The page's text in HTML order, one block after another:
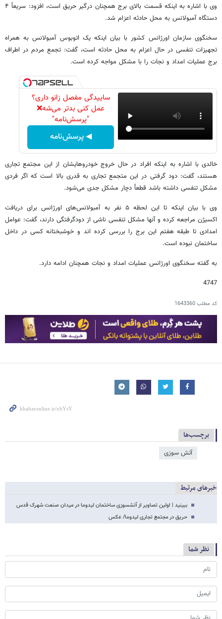
وی با اشاره به اینکه قسمت بالای برج همچنان درگیر حریق است، افزود: سریعاً ۴
دستگاه آمبولانس به محل حادثه اعزام شد.
سخنگوی سازمان اورژانس کشور با بیان اینکه یک اتوبوس آمبولانس به همراه
تجهیزات تنفسی در حال اعزام به محل حادثه است، گفت: تجمع مردم در اطراف
برج عملیات امداد و نجات را با مشکل مواجه کرده است.
ساییدگی مفصل زانو داری؟
عمل کنی بدتر می‌شه❌
"پرسش‌نامه"
◀ پرسش‌نامه
خالدی با اشاره به اینکه افراد در حال خروج خودروهایشان از این مجتمع تجاری
هستند، گفت: دود گرفتی در این متجمع تجاری به قدری بالا است که اگر فردی
مشکل تنفسی داشته باشد قطعاً دچار مشکل جدی می‌شود.
وی با بیان اینکه تا این لحظه ۵ نفر به آمبولانس‌های اورژانس برای دریافت
اکسیژن مراجعه کرده و آنها مشکل تنفسی ناشی از دودگرفتگی دارند، گفت: عوامل
امدادی تا طبقه هفتم این برج را بررسی کرده اند و خوشبختانه کسی در داخل
ساختمان نبوده است.
به گفته سخنگوی اورژانس عملیات امداد و نجات همچنان ادامه دارد.
4747
کد مطلب1643360
برچسب‌ها
آتش سوزی
خبرهای مرتبط
ببینید | اولین تصاویر از آتش‎سوزی ساختمان لیدوما در میدان صنعت شهرک قدس
حریق در مجتمع تجاری لیدوما/ عکس
نظر شما